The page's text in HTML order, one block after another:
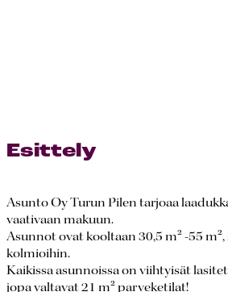
Esittely
Asunto Oy Turun Pilen tarjoaa
vaativaan makuun.
Asunnot ovat kooltaan 30,5 m² -55
kolmioihin.
Kaikissa asunnoissa on viihtyisät
jopa valtavat 21 m² parveketilat!